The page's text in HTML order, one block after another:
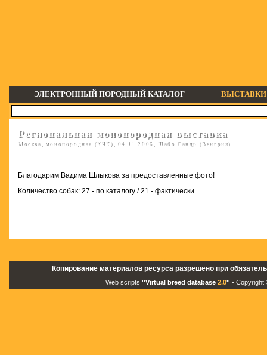
ЭЛЕКТРОННЫЙ ПОРОДНЫЙ КАТАЛОГ ВЫСТАВКИ
Региональная монопородная выставка
Москва, монопородная (КЧК), 04.11.2006, Шабо Сандр (Венгрия)
Благодарим Вадима Шлыкова за предоставленные фото!
Количество собак: 27 - по каталогу / 21 - фактически.
Копирование материалов ресурса разрешено при
Web scripts ''Virtual breed database 2.0'' - Copyright